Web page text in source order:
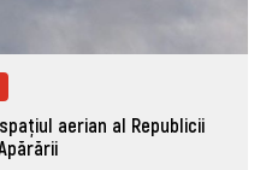
aerian al Republicii